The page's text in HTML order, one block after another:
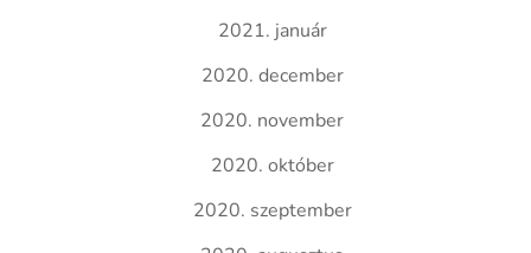
2021. január
2020. december
2020. november
2020. október
2020. szeptember